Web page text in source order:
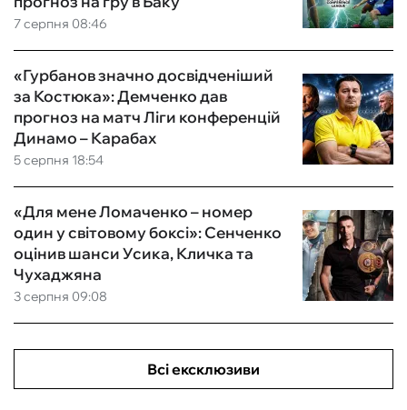
7 серпня 08:46
5 серпня 18:54
«Гурбанов значно досвідченіший
за Костюка»: Демченко дав
прогноз на матч Ліги конференцій
Динамо – Карабах
3 серпня 09:08
«Для мене Ломаченко – номер
один у світовому боксі»: Сенченко
оцінив шанси Усика, Кличка та
Чухаджяна
Всі ексклюзиви